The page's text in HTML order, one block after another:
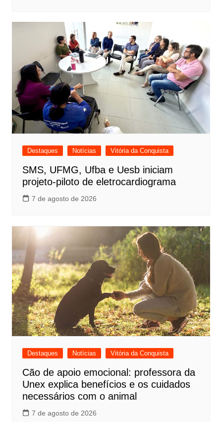
Destaques Notícias Vitória da Conquista
SMS, UFMG, Ufba e Uesb iniciam
projeto-piloto de eletrocardiograma
7 de agosto de 2026
Destaques Notícias Vitória da Conquista
Cão de apoio emocional: professora da
Unex explica benefícios e os cuidados
necessários com o animal
7 de agosto de 2026